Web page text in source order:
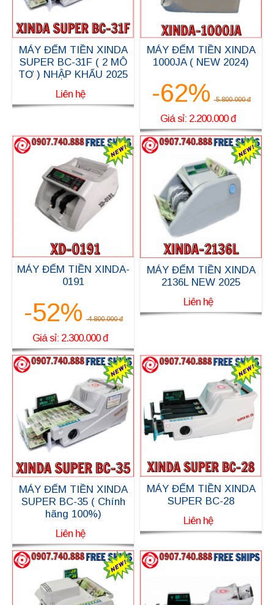
MÁY ĐẾM TIỀN XINDA
SUPER BC-31F ( 2 MÔ
TƠ ) NHẬP KHẨU 2025
Liên hệ
MÁY ĐẾM TIỀN XINDA
1000JA ( NEW 2024)
-62% 5.800.000 đ
Giá sỉ: 2.200.000 đ
MÁY ĐẾM TIỀN XINDA-
0191
-52% 4.800.000 đ
Giá sỉ: 2.300.000 đ
MÁY ĐẾM TIỀN XINDA
2136L NEW 2025
Liên hệ
MÁY ĐẾM TIỀN XINDA
SUPER BC-35 ( Chính
hãng 100%)
Liên hệ
MÁY ĐẾM TIỀN XINDA
SUPER BC-28
Liên hệ